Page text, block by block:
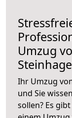
Umzug
Ihr Umzug
und Sie
sollen? Es